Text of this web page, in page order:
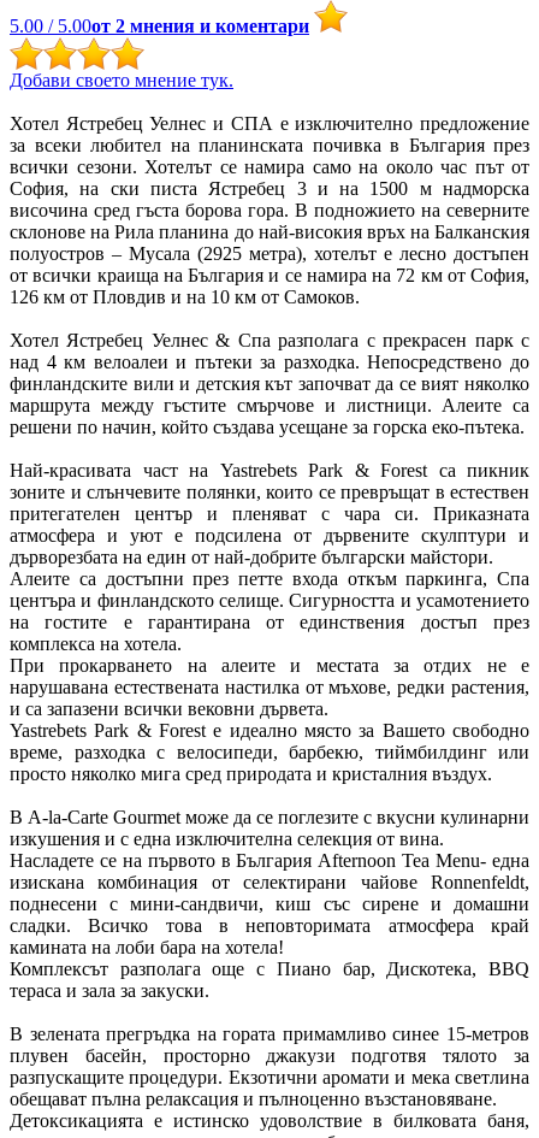
5.00 / 5.00от 2 мнения и коментари
Добави своето мнение тук.
Хотел Ястребец Уелнес и СПА е изключително предложение
за всеки любител на планинската почивка в България през
всички сезони. Хотелът се намира само на около час път от
София, на ски писта Ястребец 3 и на 1500 м надморска
височина сред гъста борова гора. В подножието на северните
склонове на Рила планина до най-високия връх на Балканския
полуостров – Мусала (2925 метра), хотелът е лесно достъпен
от всички краища на България и се намира на 72 км от София,
126 км от Пловдив и на 10 км от Самоков.
Хотел Ястребец Уелнес & Спа разполага с прекрасен парк с
над 4 км велоалеи и пътеки за разходка. Непосредствено до
финландските вили и детския кът започват да се вият няколко
маршрута между гъстите смърчове и листници. Алеите са
решени по начин, който създава усещане за горска еко-пътека.
Най-красивата част на Yastrebets Park & Forest са пикник
зоните и слънчевите полянки, които се превръщат в естествен
притегателен център и пленяват с чара си. Приказната
атмосфера и уют е подсилена от дървените скулптури и
дърворезбата на един от най-добрите български майстори.
Алеите са достъпни през петте входа откъм паркинга, Спа
центъра и финландското селище. Сигурността и усамотението
на гостите е гарантирана от единствения достъп през
комплекса на хотела.
При прокарването на алеите и местата за отдих не е
нарушавана естествената настилка от мъхове, редки растения,
и са запазени всички вековни дървета.
Yastrebets Park & Forest е идеално място за Вашето свободно
време, разходка с велосипеди, барбекю, тиймбилдинг или
просто няколко мига сред природата и кристалния въздух.
В A-la-Carte Gourmet може да се поглезите с вкусни кулинарни
изкушения и с една изключителна селекция от вина.
Насладете се на първото в България Afternoon Tea Menu- една
изискана комбинация от селектирани чайове Ronnenfeldt,
поднесени с мини-сандвичи, киш със сирене и домашни
сладки. Всичко това в неповторимата атмосфера край
камината на лоби бара на хотела!
Комплексът разполага още с Пиано бар, Дискотека, BBQ
тераса и зала за закуски.
В зелената прегръдка на гората примамливо синее 15-метров
плувен басейн, просторно джакузи подготвя тялото за
разпускащите процедури. Екзотични аромати и мека светлина
обещават пълна релаксация и пълноценно възстановяване.
Детоксикацията е истинско удоволствие в билковата баня,